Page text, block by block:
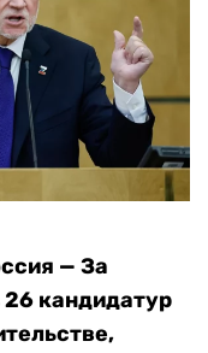
— За
26 кандидатур